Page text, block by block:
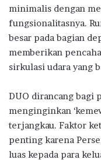
minimalis dengan
fungsionalitasnya.
besar pada bagian
memberikan
sirkulasi udara yang
DUO dirancang bagi
menginginkan
terjangkau. Faktor
penting karena
luas kepada para